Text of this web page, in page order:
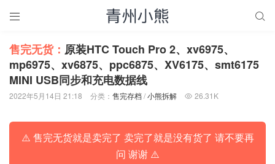
 
售完无货： 原装HTC Touch Pro 2、xv6975、
mp6975、xv6875、ppc6875、XV6175、smt6175
MINI USB同步和充电数据线
2022年5月14日 21:18 分类： 售完存档/小熊拆解  26.31K
⚠️ 售完无货就是卖完了 卖完了就是没有货了 请不要再
问 谢谢 ⚠️